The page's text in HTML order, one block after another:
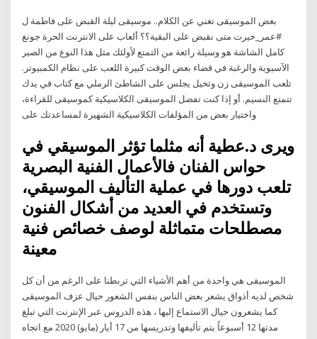
بعض الموسيقى تغني عن الكلام.. موسيقى ليلة القبض على فاطمة ل
#عمر_خيرت متى نقبض على البقية؟؟ ألعاب على الانترنت الحرة جونغ
كامل الشاشة هو وسيلة رائعة من التمتع لأولئك مثل هذا النوع من الصبر
الآسيوية والرغبة في قضاء بعض الوقت كبيرة اللعب على نظام الكمبيوتر.
تلعب الموسيقى زن وتخيل يجلس على الشاطئ الرملي مع كتاب في يدك
تتمتع النسيم. أو إذا كنت تفضل الموسيقى الكلاسيكية كموسيقى للقراءة،
واختيار بعض من المؤلفات الكلاسيكية الشهيرة لمساعدتك على
ويرى د.عطية أنه مثلما تؤثر الموسيقي في
حواس الفنان فالأعمال الفنية البصرية
تلعب دورها في عملية التأليف الموسيقي،
وتستخدم في العديد من أشكال الفنون
مصطلحات متماثلة لوصف خصائص فنية
معينة
الموسيقى هي واحدة من أهم الأشياء التي تربطنا على الرغم من أن كل
شخص لديه أذواق يشعر بعض الناس بنفس الشعور حيال عزف الموسيقى
كما يشعرون حيال الاستماع إليها ، هذه الدروس عبر الإنترنت التي تبلغ
مدتها 12 أسبوعاً يتم تأليفها وتدريسها من 17 أيار (مايو) 2020 مع اتجاه